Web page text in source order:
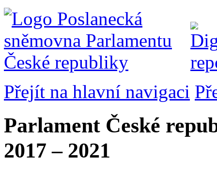
Přejít na hlavní navigaci
Parlament České
2017 – 2021